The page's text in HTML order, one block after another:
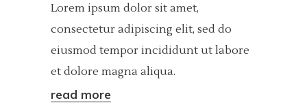
Lorem ipsum dolor sit amet,
consectetur adipiscing elit, sed do
eiusmod tempor incididunt ut labore
et dolore magna aliqua.
read more